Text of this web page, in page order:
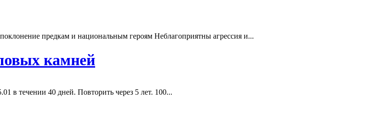
предкам и национальным героям Неблагоприятны агрессия и...
камней
в течении 40 дней. Повторить через 5 лет. 100...